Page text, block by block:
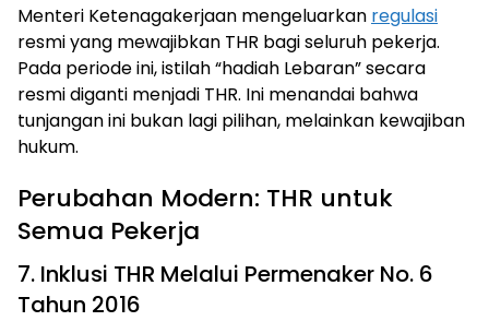
Menteri Ketenagakerjaan mengeluarkan regulasi
resmi yang mewajibkan THR bagi seluruh pekerja.
Pada periode ini, istilah “hadiah Lebaran” secara
resmi diganti menjadi THR. Ini menandai bahwa
tunjangan ini bukan lagi pilihan, melainkan kewajiban
hukum.
Perubahan Modern: THR untuk
Semua Pekerja
7. Inklusi THR Melalui Permenaker No. 6
Tahun 2016